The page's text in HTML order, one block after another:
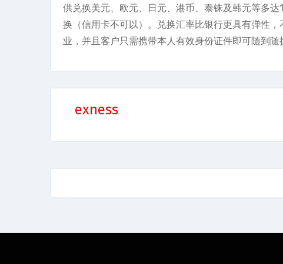
供兑换美元、欧元、日元、港币、泰铢及韩元等多
换（信用卡不可以）。兑换汇率比银行更具有弹性
业，并且客户只需携带本人有效身份证件即可随到随
exness